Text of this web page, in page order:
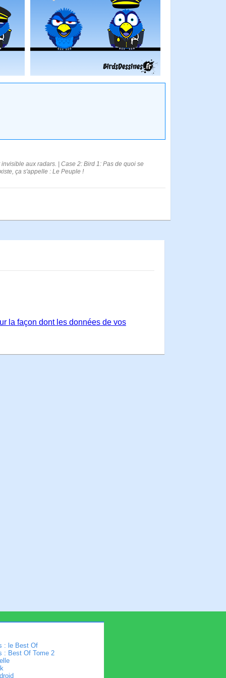
aux radars. | Case 2: Bird 1: Pas de quoi se
ça s'appelle : Le Peuple !
la façon dont les données de vos
: le Best Of
: Best Of Tome 2